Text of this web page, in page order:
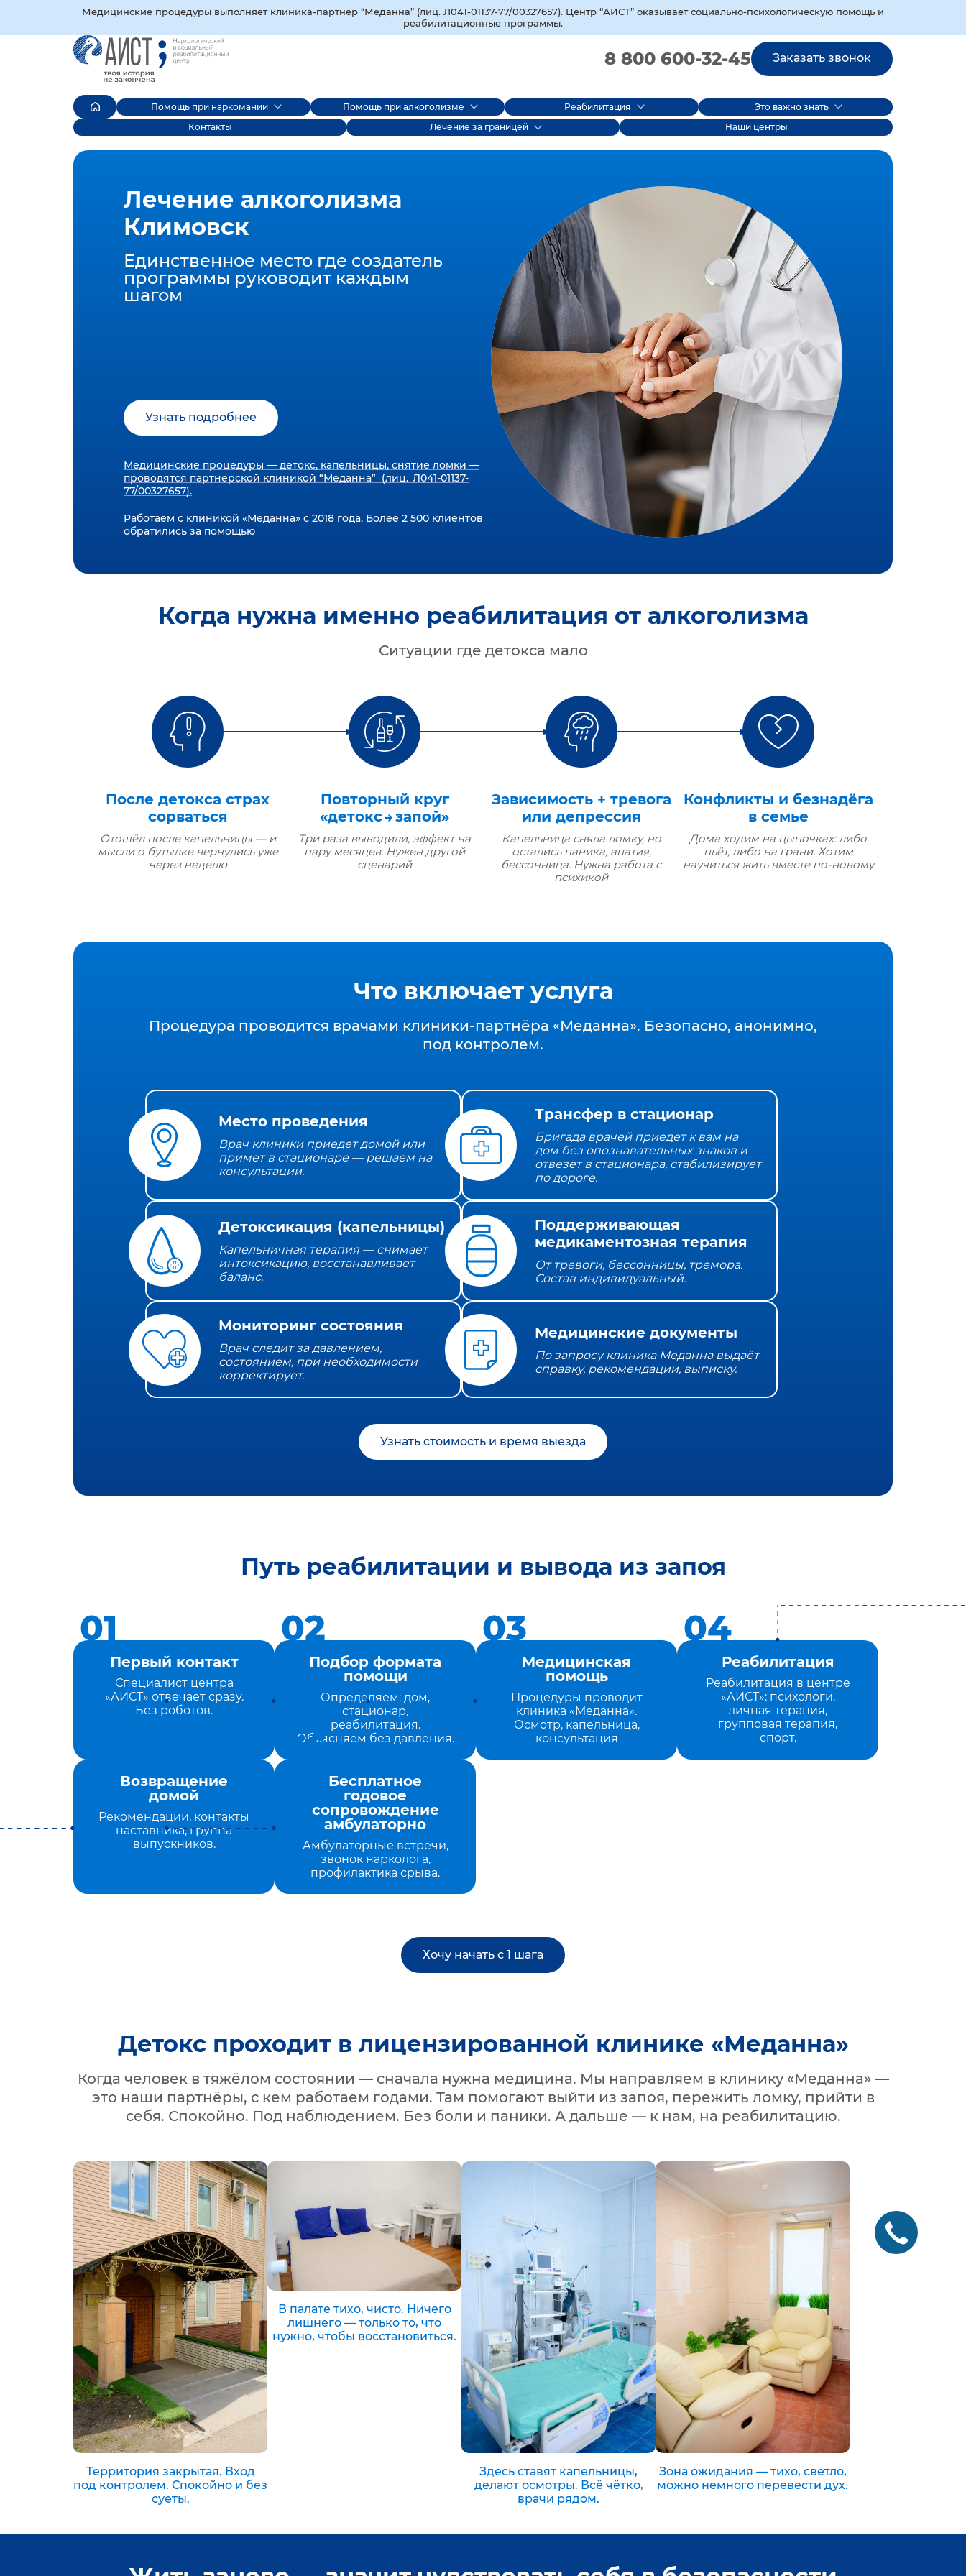
Медицинские процедуры выполняет клиника‑партнёр “Меданна” (лиц. Л041-01137-77/00327657). Центр “АИСТ” оказывает социально‑психологическую помощь и
реабилитационные программы.
8 800 600-32-45 Заказать звонок
Помощь при наркомании Помощь при алкоголизме Реабилитация
Это важно знать
Контакты
Лечение за границей Наши центры
Лечение алкоголизма
Климовск
Единственное место где создатель
программы руководит каждым
шагом
Узнать подробнее
Медицинские процедуры — детокс, капельницы, снятие ломки —
проводятся партнёрской клиникой “Меданна” (лиц. Л041-01137-
77/00327657).
Работаем с клиникой «Меданна» с 2018 года. Более 2 500 клиентов
обратились за помощью
Когда нужна именно реабилитация от алкоголизма
Ситуации где детокса мало
После детокса страх
сорваться
Отошёл после капельницы — и
мысли о бутылке вернулись уже
через неделю
Повторный круг
«детокс → запой»
Три раза выводили, эффект на
пару месяцев. Нужен другой
сценарий
Зависимость + тревога
или депрессия
Капельница сняла ломку, но
остались паника, апатия,
бессонница. Нужна работа с
психикой
Конфликты и безнадёга
в семье
Дома ходим на цыпочках: либо
пьёт, либо на грани. Хотим
научиться жить вместе по‑новому
Что включает услуга
Процедура проводится врачами клиники‑партнёра «Меданна». Безопасно, анонимно,
под контролем.
Место проведения
Врач клиники приедет домой или
примет в стационаре — решаем на
консультации.
Трансфер в стационар
Бригада врачей приедет к вам на
дом без опознавательных знаков и
отвезет в стационара, стабилизирует
по дороге.
Детоксикация (капельницы)
Капельничная терапия — снимает
интоксикацию, восстанавливает
баланс.
Поддерживающая
медикаментозная терапия
От тревоги, бессонницы, тремора.
Состав индивидуальный.
Мониторинг состояния
Врач следит за давлением,
состоянием, при необходимости
корректирует.
Медицинские документы
По запросу клиника Меданна выдаёт
справку, рекомендации, выписку.
Узнать стоимость и время выезда
Путь реабилитации и вывода из запоя
Первый контакт
Специалист центра
«АИСТ» отвечает сразу.
Без роботов.
Подбор формата
помощи
Определяем: дом,
стационар,
реабилитация.
Объясняем без давления.
Медицинская
помощь
Процедуры проводит
клиника «Меданна».
Осмотр, капельница,
консультация
Реабилитация
Реабилитация в центре
«АИСТ»: психологи,
личная терапия,
групповая терапия,
спорт.
Возвращение
домой
Рекомендации, контакты
наставника, группа
выпускников.
Бесплатное
годовое
сопровождение
амбулаторно
Амбулаторные встречи,
звонок нарколога,
профилактика срыва.
Хочу начать с 1 шага
Детокс проходит в лицензированной клинике «Меданна»
Когда человек в тяжёлом состоянии — сначала нужна медицина. Мы направляем в клинику «Меданна» —
это наши партнёры, с кем работаем годами. Там помогают выйти из запоя, пережить ломку, прийти в
себя. Спокойно. Под наблюдением. Без боли и паники. А дальше — к нам, на реабилитацию.
Территория закрытая. Вход
под контролем. Спокойно и без
суеты.
В палате тихо, чисто. Ничего
лишнего — только то, что
нужно, чтобы восстановиться.
Здесь ставят капельницы,
делают осмотры. Всё чётко,
врачи рядом.
Зона ожидания — тихо, светло,
можно немного перевести дух.